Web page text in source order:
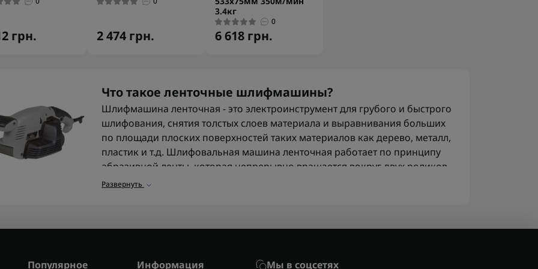
грн. 2 474 грн.
3.4кг
0
6 618 грн.
Что такое ленточные шлифмашины?
Шлифмашина ленточная - это электроинструмент для грубого и быстрого
шлифования, снятия толстых слоев материала и выравнивания больших
по площади плоских поверхностей таких материалов как дерево, металл,
пластик и т.д. Шлифовальная машина ленточная работает по принципу
абразивной ленты, которая непрерывно вращается вокруг двух роликов
конвейерного типа. Таким образом эффективно удаляет краску, ржавчину
убирают неровности после реза или подготавливают поверхность под
Развернуть
Популярное Информация Мы в соцсетях